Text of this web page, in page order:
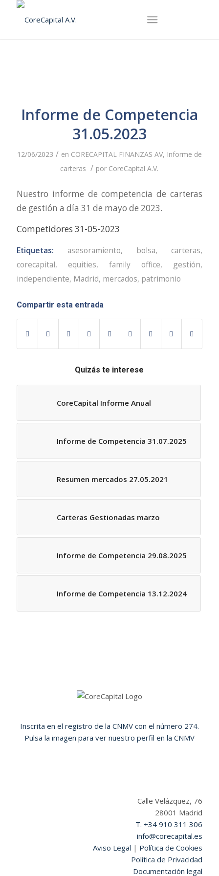
Informe de Competencia
31.05.2023
12/06/2023 / en CORECAPITAL FINANZAS AV, Informe de
carteras / por CoreCapital A.V.
Nuestro informe de competencia de carteras
de gestión a día 31 de mayo de 2023.
Competidores 31-05-2023
Etiquetas: asesoramiento, bolsa, carteras,
corecapital, equities, family office, gestión,
independiente, Madrid, mercados, patrimonio
Compartir esta entrada
Quizás te interese
CoreCapital Informe Anual
Informe de Competencia 31.07.2025
Resumen mercados 27.05.2021
Carteras Gestionadas marzo
Informe de Competencia 29.08.2025
Informe de Competencia 13.12.2024
Inscrita en el registro de la CNMV con el número 274.
Pulsa la imagen para ver nuestro perfil en la CNMV
Calle Velázquez, 76
28001 Madrid
T. +34 910 311 306
info@corecapital.es
Aviso Legal | Política de Cookies
Política de Privacidad
Documentación legal